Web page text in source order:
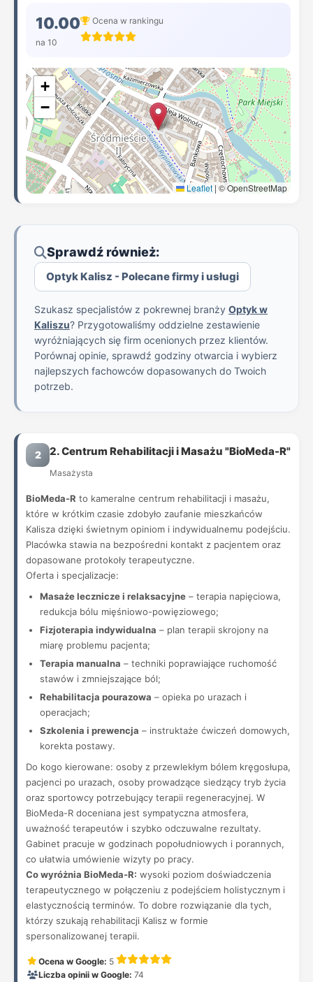
10.00
na 10
Ocena w rankingu
+
−
Leaflet | © OpenStreetMap
Sprawdź również:
Optyk Kalisz - Polecane firmy i usługi
Szukasz specjalistów z pokrewnej branży Optyk w
Kaliszu? Przygotowaliśmy oddzielne zestawienie
wyróżniających się firm ocenionych przez klientów.
Porównaj opinie, sprawdź godziny otwarcia i wybierz
najlepszych fachowców dopasowanych do Twoich
potrzeb.
2 2. Centrum Rehabilitacji i Masażu "BioMeda-R"
Masażysta
BioMeda-R to kameralne centrum rehabilitacji i masażu,
które w krótkim czasie zdobyło zaufanie mieszkańców
Kalisza dzięki świetnym opiniom i indywidualnemu podejściu.
Placówka stawia na bezpośredni kontakt z pacjentem oraz
dopasowane protokoły terapeutyczne.
Oferta i specjalizacje:
Masaże lecznicze i relaksacyjne – terapia napięciowa,
redukcja bólu mięśniowo-powięziowego;
Fizjoterapia indywidualna – plan terapii skrojony na
miarę problemu pacjenta;
Terapia manualna – techniki poprawiające ruchomość
stawów i zmniejszające ból;
Rehabilitacja pourazowa – opieka po urazach i
operacjach;
Szkolenia i prewencja – instruktaże ćwiczeń domowych,
korekta postawy.
Do kogo kierowane: osoby z przewlekłym bólem kręgosłupa,
pacjenci po urazach, osoby prowadzące siedzący tryb życia
oraz sportowcy potrzebujący terapii regeneracyjnej. W
BioMeda-R doceniana jest sympatyczna atmosfera,
uważność terapeutów i szybko odczuwalne rezultaty.
Gabinet pracuje w godzinach popołudniowych i porannych,
co ułatwia umówienie wizyty po pracy.
Co wyróżnia BioMeda-R: wysoki poziom doświadczenia
terapeutycznego w połączeniu z podejściem holistycznym i
elastycznością terminów. To dobre rozwiązanie dla tych,
którzy szukają rehabilitacji Kalisz w formie
spersonalizowanej terapii.
Ocena w Google: 5
Liczba opinii w Google: 74